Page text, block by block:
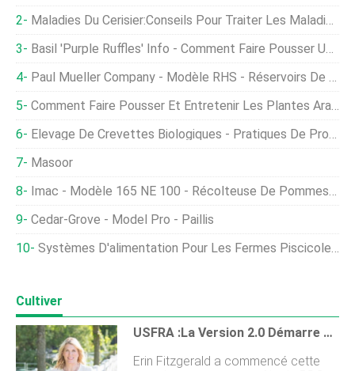
Maladies Du Cerisier:Conseils Pour Traiter Les Maladies Du Cerisier
Basil 'Purple Ruffles' Info - Comment Faire Pousser Une Plante De Basilic Pourpre À Volants
Paul Mueller Company - Modèle RHS - Réservoirs De Refroidisseur De Lait
Comment Faire Pousser Et Entretenir Les Plantes Araignées
Élevage De Crevettes Biologiques - Pratiques De Production De Crevettes
Masoor
Imac - Modèle 165 NE 100 - Récolteuse De Pommes De Terre Pour Sélection Manuelle
Cedar-Grove - Model Pro - Paillis
Systèmes D'alimentation Pour Les Fermes Piscicoles Et RAS
Cultiver
USFRA :la Version 2.0 Démarre Maintenant
Erin Fitzgerald a commencé cette